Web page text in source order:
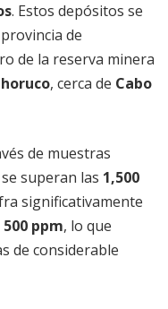
. Estos depósitos se
de
de la reserva minera
, cerca de Cabo
de muestras
superan las 1,500
significativamente
500 ppm, lo que
de considerable